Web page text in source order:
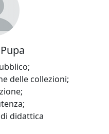
delle collezioni;
didattica